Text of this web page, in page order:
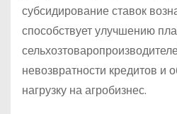
субсидирование ставок
способствует улучшению
невозвратности кредитов и
нагрузку на агробизнес.